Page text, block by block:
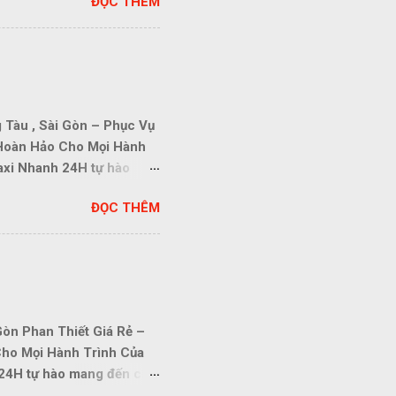
Tiện Chuyến Phan
tôi cung cấp dịch vụ với
Đối: Đảm bảo an toàn
định giao thông.
, Sài Gòn – Phục Vụ
Hảo Cho Mọi Hành
Nhanh 24H tự hào
Tiện Chuyến Vũng
Tranh: Chúng tôi
tối đa. An Toàn Tuyệt
luôn tuân thủ các
ĐỌC THÊM
Phan Thiết Giá Rẻ –
Mọi Hành Trình Của
tự hào mang đến cho